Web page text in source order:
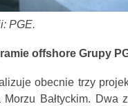
PGE.
offshore Grupy
obecnie trzy
Morzu Bałtyckim. Dwa